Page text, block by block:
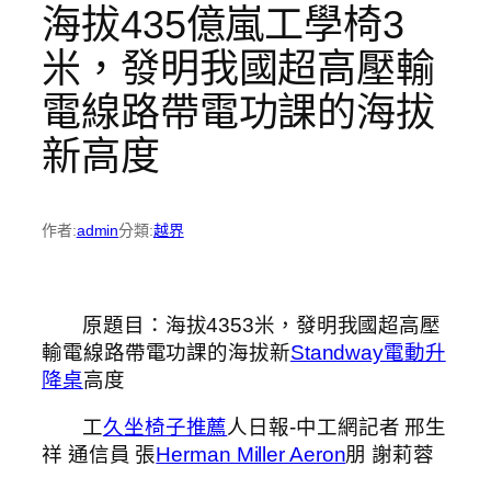
海拔435億嵐工學椅3
米，發明我國超高壓輸
電線路帶電功課的海拔
新高度
作者:admin分類:越界
原題目：海拔4353米，發明我國超高壓
輸電線路帶電功課的海拔新Standway電動升
降桌高度
工久坐椅子推薦人日報-中工網記者 邢生
祥 通信員 張Herman Miller Aeron朋 謝莉蓉